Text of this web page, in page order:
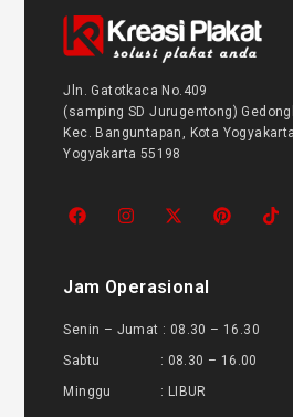
Jln. Gatotkaca No.409
(samping SD Jurugentong)
Kec. Banguntapan, Kota
Yogyakarta 55198
Jam Operasional
Senin – Jumat : 08.30 – 16.30
Sabtu : 08.30 – 16.00
Minggu : LIBUR